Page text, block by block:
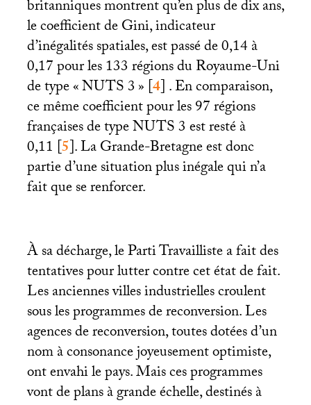
britanniques montrent qu’en plus de dix ans,
le coefficient de Gini, indicateur
d’inégalités spatiales, est passé de 0,14 à
0,17 pour les 133 régions du Royaume-Uni
de type «NUTS3»[4]. En comparaison,
ce même coefficient pour les 97 régions
françaises de typeNUTS3 est resté à
0,11 [5]. La Grande-Bretagne est donc
partie d’une situation plus inégale qui n’a
fait que se renforcer.
À sa décharge, le Parti Travailliste a fait des
tentatives pour lutter contre cet état de fait.
Les anciennes villes industrielles croulent
sous les programmes de reconversion. Les
agences de reconversion, toutes dotées d’un
nom à consonance joyeusement optimiste,
ont envahi le pays. Mais ces programmes
vont de plans à grande échelle, destinés à